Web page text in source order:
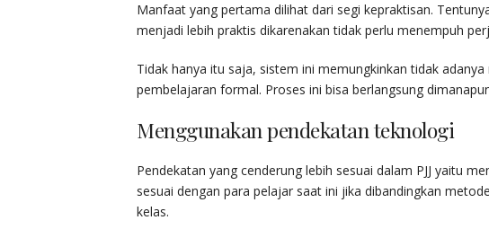
Manfaat yang pertama dilihat dari segi kepraktisan.
menjadi lebih praktis dikarenakan tidak perlu menempuh
Tidak hanya itu saja, sistem ini memungkinkan tidak
pembelajaran formal. Proses ini bisa berlangsung
Menggunakan pendekatan teknologi
Pendekatan yang cenderung lebih sesuai dalam PJJ yaitu
sesuai dengan para pelajar saat ini jika dibandingkan
kelas.